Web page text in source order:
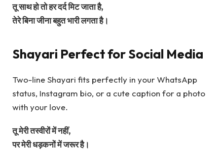
तू साथ हो तो हर दर्द मिट जाता है,
तेरे बिना जीना बहुत भारी लगता है।
Shayari Perfect for Social Media
Two-line Shayari fits perfectly in your WhatsApp
status, Instagram bio, or a cute caption for a photo
with your love.
तू मेरी तस्वीरों में नहीं,
पर मेरी धड़कनों में जरूर है।